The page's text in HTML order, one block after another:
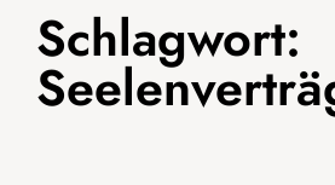
Schlagwort: